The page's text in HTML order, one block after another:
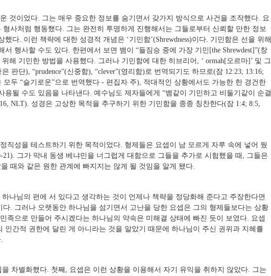
것이었다. 그는 매우 중요한 정보를 숨기면서 갖가지 방식으로 사건을 조작했다. 요
사처럼 행동했다. 그는 완전히 투명하게 진행해서는 그들로부터 신뢰할 만한 정보
다. 이런 책략에 대한 성경적 개념은 ‘기민함’(Shrewdness)이다. 기민함은 선을 위해
서 행사할 수도 있다. 한편에서 보면 뱀이 “들짐승 중에 가장 기민[the Shrewdest]”(창
해 기민한 방법을 사용했다. 그러나 기민함에 대한 히브리어, ‘ ormah[오르마]’ 및 그
은 판단), “prudence”(신중함), “clever”(영리함)로 번역되기도 하므로(잠 12:23; 13:16;
모두 “슬기로운”으로 번역했다 - 편집자 주), 적대적인 상황에서도 가능한 한 경건한
용될 수도 있음을 나타낸다. 예수님도 제자들에게 “뱀같이 기민하고 비둘기같이 순결
NLT). 성경은 고상한 목적을 추구하기 위한 기민함을 종종 칭찬한다(잠 1:4; 8:5,
직성을 테스트하기 위한 목적이었다. 형제들은 요셉이 남 모르게 자루 속에 넣어 뒀
21). 그가 막내 동생 베냐민을 너그럽게 대함으로 그들을 추가로 시험했을 때, 그들은
때와 같은 원한 관계에 빠지지는 않게 될 것임을 알게 됐다.
나님의 편에 서 있다고 생각하는 것이 언제나 책략을 정당화해 준다고 주장한다면
다. 그러나 오랫동안 하나님을 섬기면서 고난을 당한 요셉은 그의 형제들보다는 상황
족으로 만들어 주시겠다는 하나님의 약속은 미해결 상태에 빠진 듯이 보였다. 요셉
인간적 권한에 달린 게 아니라는 것을 알았기 때문에 하나님이 주신 권위과 지혜를
차별화했다. 첫째, 요셉은 이런 상황을 이용해서 자기 유익을 취하지 않았다. 그는